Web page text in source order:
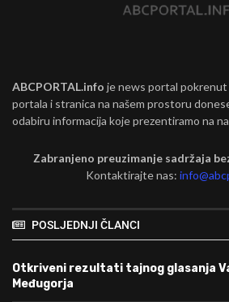
ABCPORTAL.info je news portal pokrenut
portala i stranica na našem prostoru
odabiru informacija koje prezentiramo na
Zabranjeno preuzimanje sadržaja
Kontaktirajte nas:
POSLJEDNJI ČLANCI
Otkriveni rezultati tajnog glasanja
Međugorja